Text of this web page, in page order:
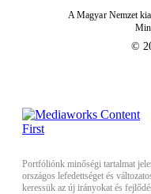
A Magyar Nemzet
©
Portfóliónk minőségi tartalmat
országos lefedettséget és
keressük az új irányokat és